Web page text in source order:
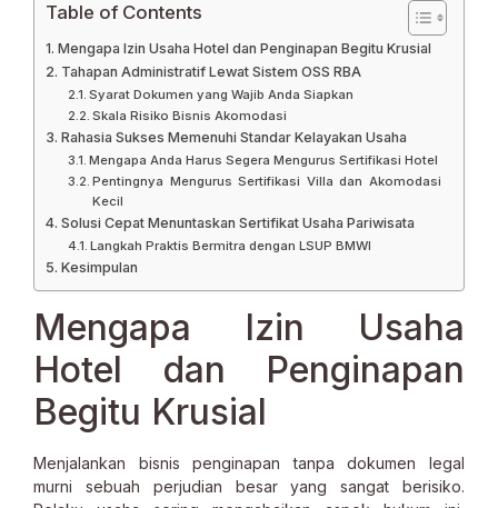
Table of Contents
Mengapa Izin Usaha Hotel dan Penginapan Begitu Krusial
Tahapan Administratif Lewat Sistem OSS RBA
Syarat Dokumen yang Wajib Anda Siapkan
Skala Risiko Bisnis Akomodasi
Rahasia Sukses Memenuhi Standar Kelayakan Usaha
Mengapa Anda Harus Segera Mengurus Sertifikasi Hotel
Pentingnya Mengurus Sertifikasi Villa dan Akomodasi
Kecil
Solusi Cepat Menuntaskan Sertifikat Usaha Pariwisata
Langkah Praktis Bermitra dengan LSUP BMWI
Kesimpulan
Mengapa Izin Usaha
Hotel dan Penginapan
Begitu Krusial
Menjalankan bisnis penginapan tanpa dokumen legal
murni sebuah perjudian besar yang sangat berisiko.